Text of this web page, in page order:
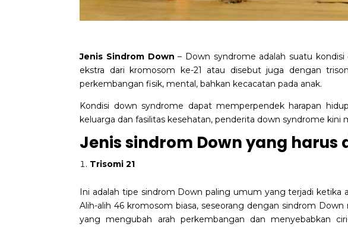
Jenis Sindrom Down – Down syndrome adalah suatu
ekstra dari kromosom ke-21 atau disebut juga dengan
perkembangan fisik, mental, bahkan kecacatan pada anak.
Kondisi down syndrome dapat memperpendek harapan
keluarga dan fasilitas kesehatan, penderita down syndrome
Jenis sindrom Down yang harus
Trisomi 21
Ini adalah tipe sindrom Down paling umum yang terjadi ketika
Alih-alih 46 kromosom biasa, seseorang dengan sindrom
yang mengubah arah perkembangan dan menyebabkan